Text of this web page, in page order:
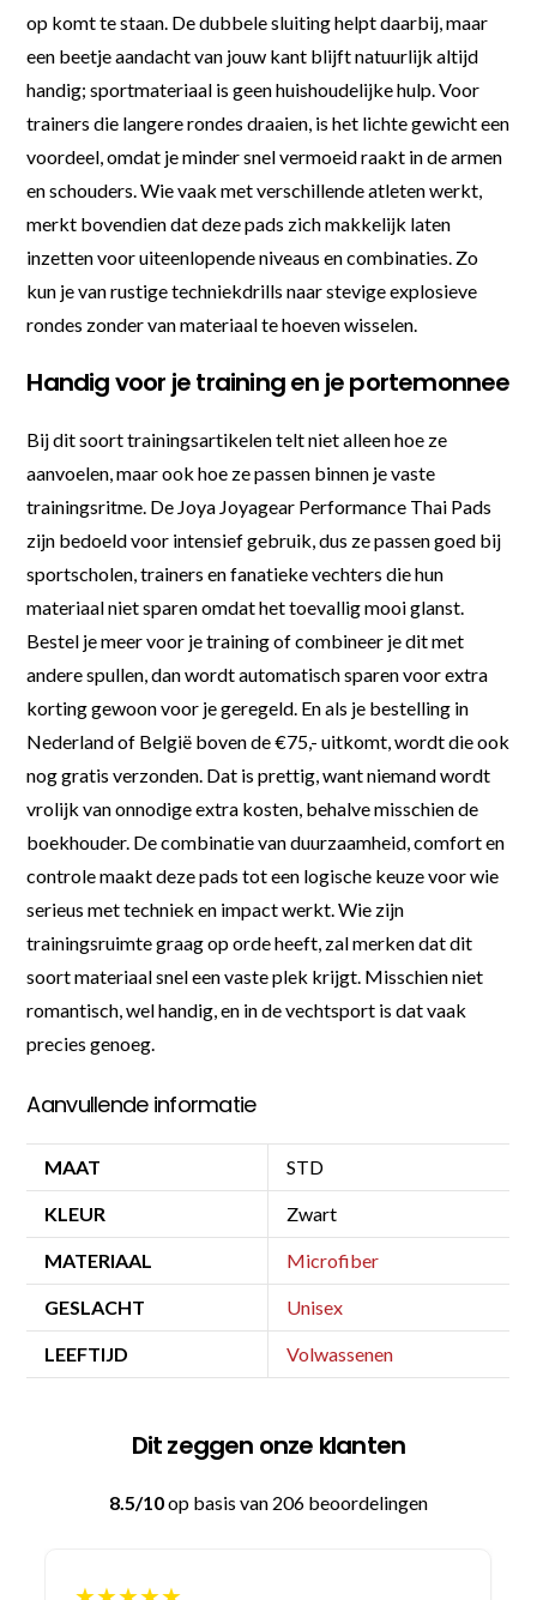
op komt te staan. De dubbele sluiting helpt daarbij, maar
een beetje aandacht van jouw kant blijft natuurlijk altijd
handig; sportmateriaal is geen huishoudelijke hulp. Voor
trainers die langere rondes draaien, is het lichte gewicht een
voordeel, omdat je minder snel vermoeid raakt in de armen
en schouders. Wie vaak met verschillende atleten werkt,
merkt bovendien dat deze pads zich makkelijk laten
inzetten voor uiteenlopende niveaus en combinaties. Zo
kun je van rustige techniekdrills naar stevige explosieve
rondes zonder van materiaal te hoeven wisselen.
Handig voor je training en je portemonnee
Bij dit soort trainingsartikelen telt niet alleen hoe ze
aanvoelen, maar ook hoe ze passen binnen je vaste
trainingsritme. De Joya Joyagear Performance Thai Pads
zijn bedoeld voor intensief gebruik, dus ze passen goed bij
sportscholen, trainers en fanatieke vechters die hun
materiaal niet sparen omdat het toevallig mooi glanst.
Bestel je meer voor je training of combineer je dit met
andere spullen, dan wordt automatisch sparen voor extra
korting gewoon voor je geregeld. En als je bestelling in
Nederland of België boven de €75,- uitkomt, wordt die ook
nog gratis verzonden. Dat is prettig, want niemand wordt
vrolijk van onnodige extra kosten, behalve misschien de
boekhouder. De combinatie van duurzaamheid, comfort en
controle maakt deze pads tot een logische keuze voor wie
serieus met techniek en impact werkt. Wie zijn
trainingsruimte graag op orde heeft, zal merken dat dit
soort materiaal snel een vaste plek krijgt. Misschien niet
romantisch, wel handig, en in de vechtsport is dat vaak
precies genoeg.
Aanvullende informatie
MAAT STD
KLEUR Zwart
MATERIAAL Microfiber
GESLACHT Unisex
LEEFTIJD Volwassenen
Dit zeggen onze klanten
8.5/10op basis van 206 beoordelingen